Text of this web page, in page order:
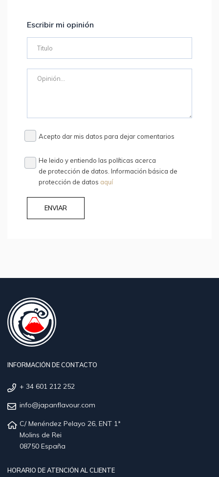
Escribir mi opinión
Acepto dar mis datos para dejar comentarios
He leido y entiendo las políticas acerca
de protección de datos. Información básica de
protección de datos aquí
ENVIAR
INFORMACIÓN DE CONTACTO
+ 34 601 212 252
info@japanflavour.com
C/ Menéndez Pelayo 26, ENT 1ª
Molins de Rei
08750 España
HORARIO DE ATENCIÓN AL CLIENTE